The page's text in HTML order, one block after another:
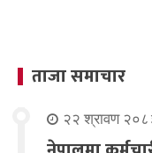
ताजा समाचार
२२ श्रावण